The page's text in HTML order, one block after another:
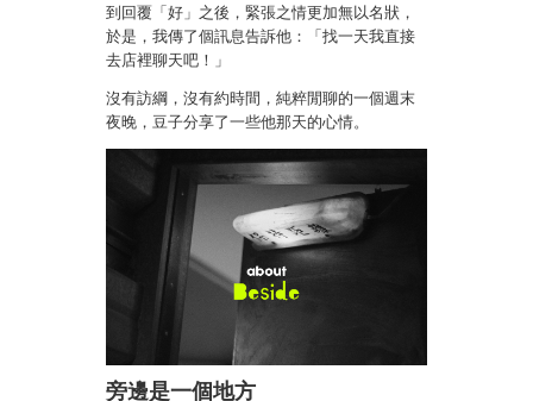
到回覆「好」之後，緊張之情更加無以名狀，
於是，我傳了個訊息告訴他：「找一天我直接
去店裡聊天吧！」
沒有訪綱，沒有約時間，純粹閒聊的一個週末
夜晚，豆子分享了一些他那天的心情。
旁邊是一個地方